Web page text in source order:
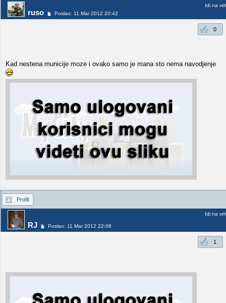
ruso Poslao: 11 Mar 2012 20:42
Idi na vrh
0
Kad nestena municije moze i ovako samo je mana sto nema navodjenje
Profil
RJ Poslao: 11 Mar 2012 22:08
Idi na vrh
1